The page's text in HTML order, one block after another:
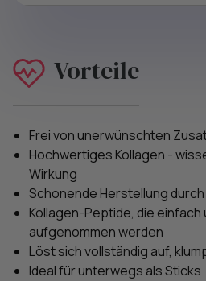
Vorteile
Frei von unerwünschten
Hochwertiges Kollagen -
Wirkung
Schonende Herstellung durch
Kollagen-Peptide, die einfach
aufgenommen werden
Löst sich vollständig auf,
Ideal für unterwegs als Sticks